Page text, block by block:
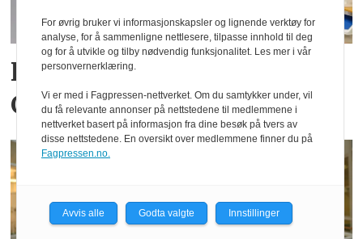
Henric er ny salgssjef i
Gantner Norden
For øvrig bruker vi informasjonskapsler og lignende verktøy for
analyse, for å sammenligne nettlesere, tilpasse innhold til deg
og for å utvikle og tilby nødvendig funksjonalitet. Les mer i vår
personvernerklæring.
Vi er med i Fagpressen-nettverket. Om du samtykker under, vil
du få relevante annonser på nettstedene til medlemmene i
nettverket basert på informasjon fra dine besøk på tvers av
disse nettstedene. En oversikt over medlemmene finner du på
Fagpressen.no.
Avvis alle Godta valgte Innstillinger